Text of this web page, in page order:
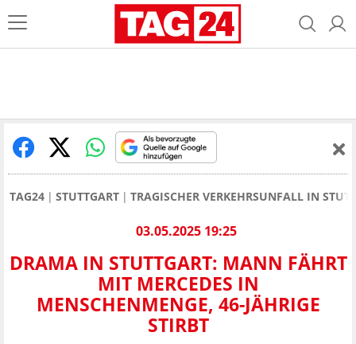
TAG24 STUTTGART TRAGISCHER VERKEHRSUNFALL IN
03.05.2025 19:25
DRAMA IN STUTTGART: MANN FÄHRT
MIT MERCEDES IN
MENSCHENMENGE, 46-JÄHRIGE
STIRBT